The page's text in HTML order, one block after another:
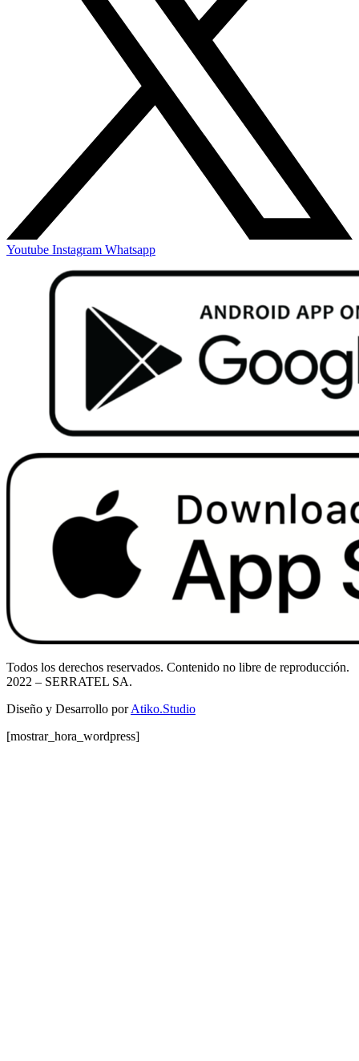
Youtube Instagram Whatsapp
Todos los derechos reservados. Contenido no libre de reproducción.
2022 – SERRATEL SA.
Diseño y Desarrollo porAtiko.Studio
[mostrar_hora_wordpress]